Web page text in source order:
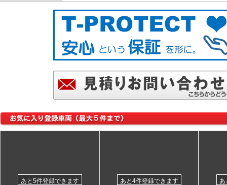
あと5件登録できます あと4件登録できます あ